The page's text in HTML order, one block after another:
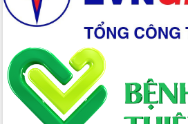
Quyết liệt tháo gỡ vướng mắc, đẩy
nhanh tiến độ các dự án trọng điểm
trong Khu kinh tế Nam Phú Yên
Hòn Yến phát triển du lịch gắn với bảo
tồn biển
Lấy ý kiến điều chỉnh Quy hoạch tỉnh
Đắk Lắk thời kỳ 2021-2030, tầm nhìn
đến năm 2050